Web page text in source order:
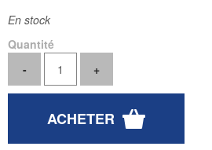
En stock
Quantité